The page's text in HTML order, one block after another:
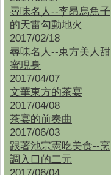
尋味名人--李昂烏魚子
的天雷勾動地火
2017/02/18
尋味名人--東方美人甜
蜜現身
2017/04/07
文華東方的茶宴
2017/04/08
茶宴的前奏曲
2017/06/03
跟著池宗憲吃美食--烹
調入口的二元